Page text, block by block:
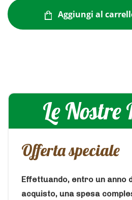
Aggiungi al
Le Nostre
Offerta speciale
Effettuando, entro un anno
acquisto, una spesa